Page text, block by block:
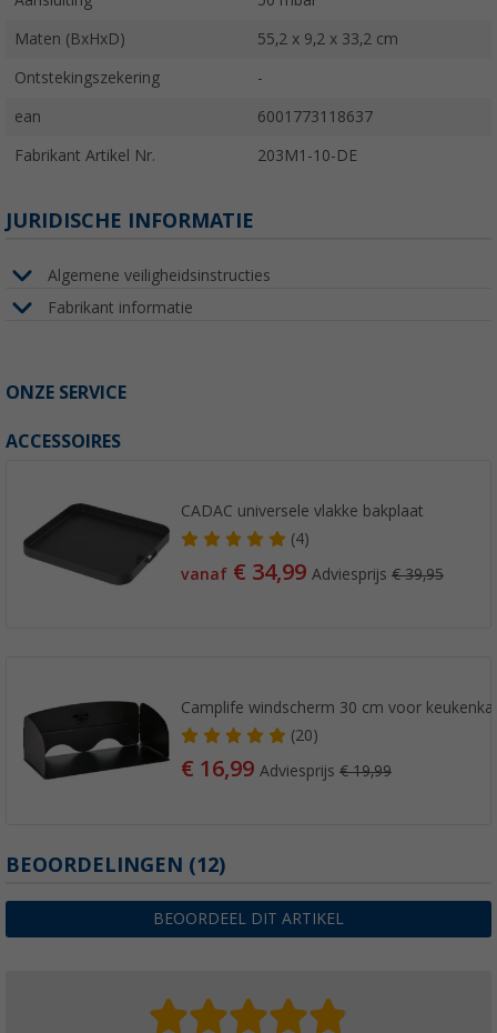
Maten (BxHxD) 55,2 x 9,2 x 33,2 cm
Ontstekingszekering -
ean 6001773118637
Fabrikant Artikel Nr. 203M1-10-DE
JURIDISCHE INFORMATIE
Algemene veiligheidsinstructies
Fabrikant informatie
ONZE SERVICE
ACCESSOIRES
CADAC universele vlakke bakplaat
(4)
vanaf € 34,99Adviesprijs€ 39,95
Camplife windscherm 30 cm voor
(20)
€ 16,99Adviesprijs€ 19,99
BEOORDELINGEN (12)
BEOORDEEL DIT ARTIKEL